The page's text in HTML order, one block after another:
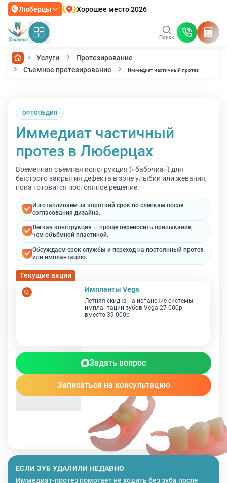
Люберцы Хорошее место 2026
Поиск
Услуги
Протезирование
Съемное протезирование
Иммедиат частичный протез
ОРТОПЕДИЯ
Иммедиат частичный
протез в Люберцах
Временная съёмная конструкция («бабочка») для
быстрого закрытия дефекта в зоне улыбки или жевания,
пока готовится постоянное решение.
Изготавливаем за короткий срок по слепкам после
согласования дизайна.
Лёгкая конструкция — проще переносить привыкание,
чем объёмной пластиной.
Обсуждаем срок службы и переход на постоянный протез
или имплантацию.
Текущие акции
Импланты Vega
Летняя скидка на испанские системы
имплантации зубов Vega 27 000р
вместо 39 000р
Задать вопрос
Записаться на консультацию
ЕСЛИ ЗУБ УДАЛИЛИ НЕДАВНО
Иммедиат-протез помогает не ходить без зуба после